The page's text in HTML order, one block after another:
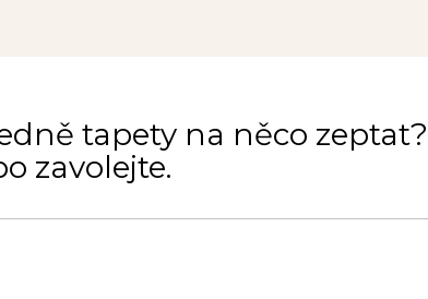
tapety na něco zeptat?
zavolejte.